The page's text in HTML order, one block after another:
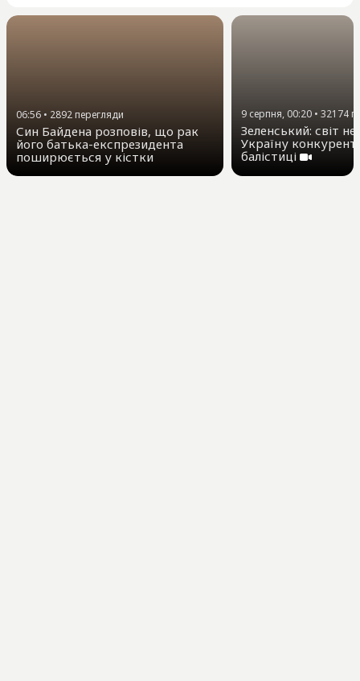
06:56 • 2892перегляди
Син Байдена розповів, що рак
його батька-експрезидента
поширюється у кістки
9 серпня, 00:20 • 32174
Зеленський: світ
Україну
балістиці